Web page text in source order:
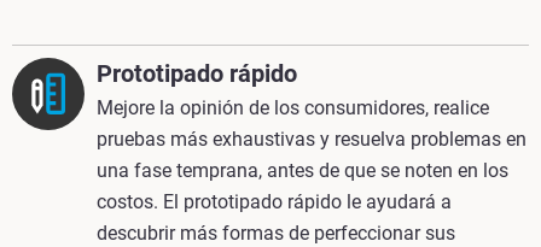
Prototipado rápido
Mejore la opinión de los consumidores, realice
pruebas más exhaustivas y resuelva problemas en
una fase temprana, antes de que se noten en los
costos. El prototipado rápido le ayudará a
descubrir más formas de perfeccionar sus